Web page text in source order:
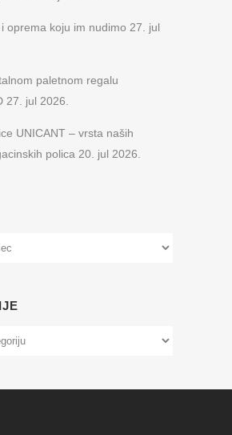
oprema koju im nudimo 27. jul
paletnom regalu
27. jul 2026.
UNICANT – vrsta naših
polica 20. jul 2026.